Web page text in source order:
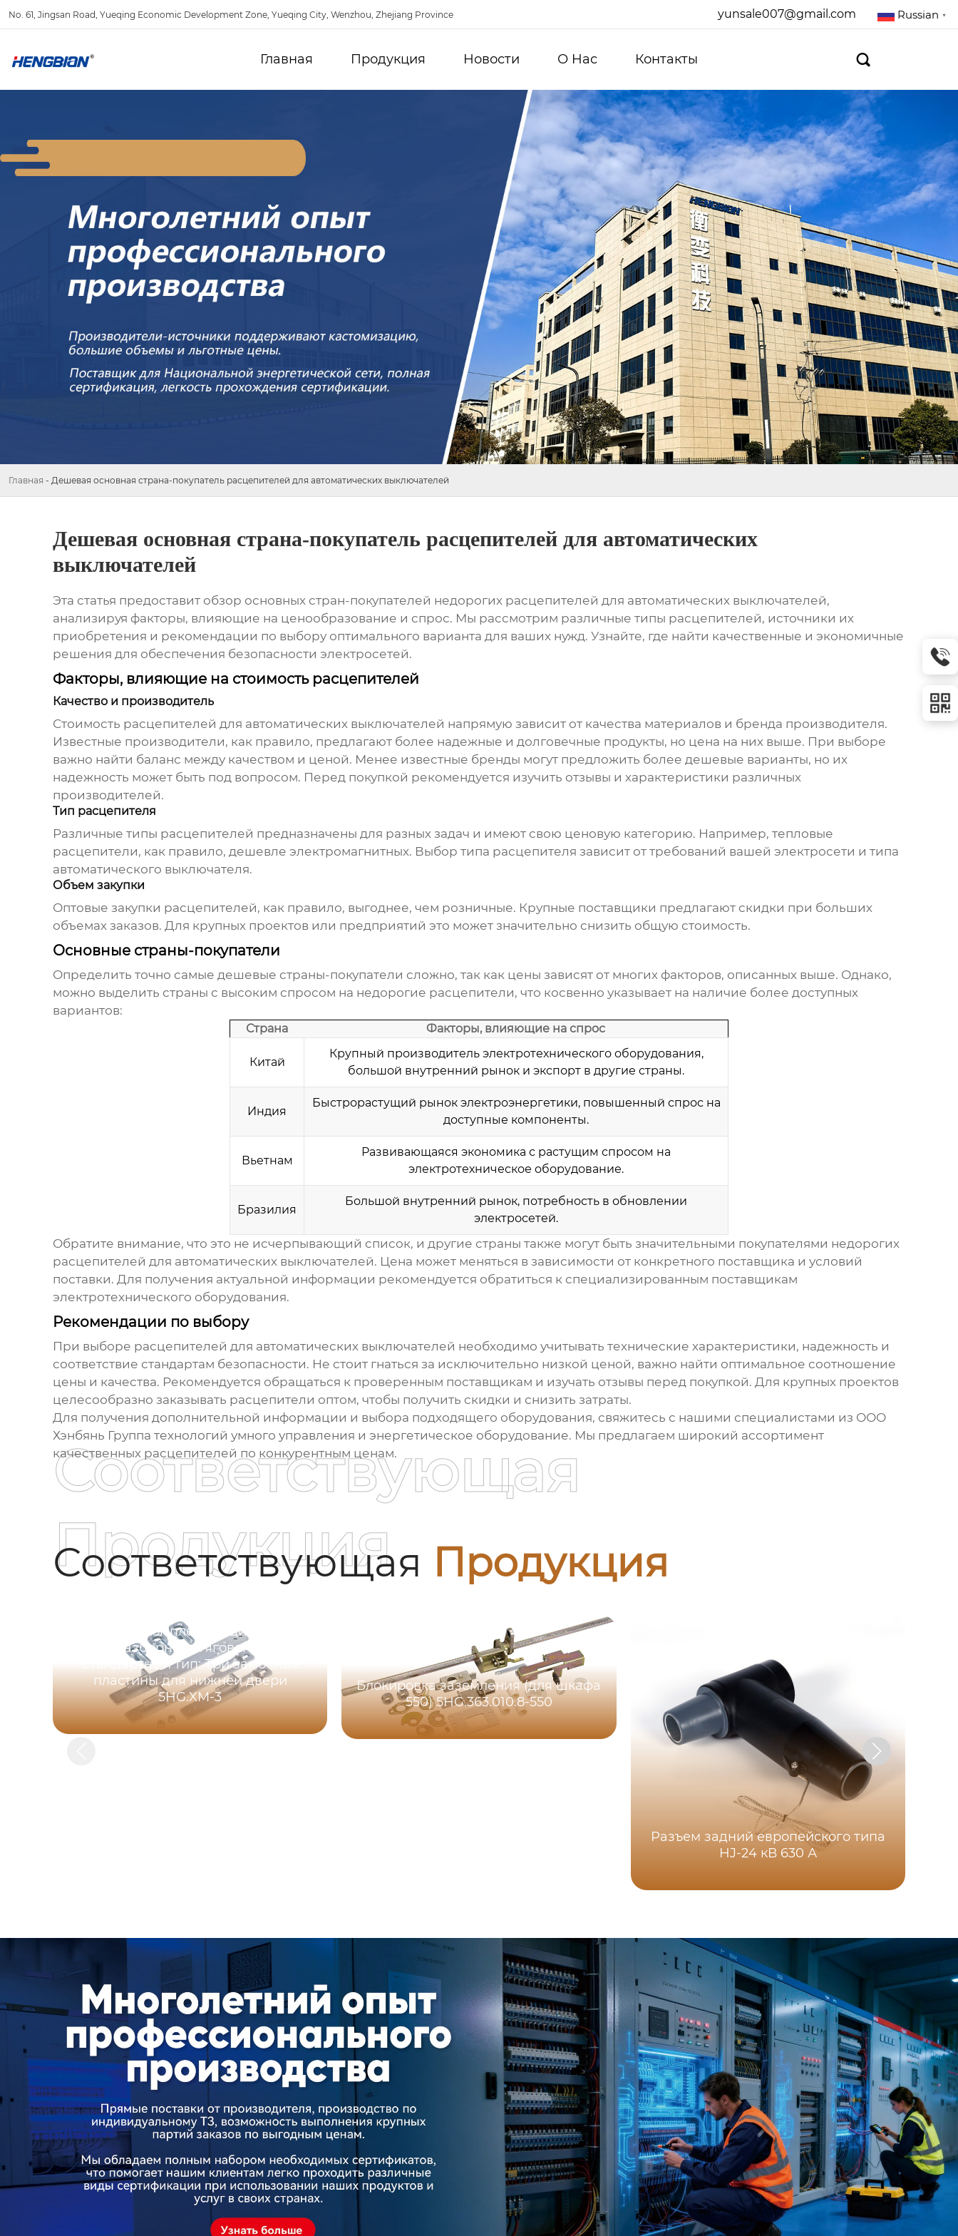
No. 61, Jingsan Road, Yueqing Economic Development Zone, Yueqing City, Wenzhou, Zhejiang Province yunsale007@gmail.com Russian ▼
Главная Продукция Новости О Hас Контакты 
Главная - Дешевая основная страна-покупатель расцепителей для автоматических выключателей
Дешевая основная страна-покупатель расцепителей для автоматических
выключателей
Эта статья предоставит обзор основных стран-покупателей недорогих расцепителей для автоматических выключателей,
анализируя факторы, влияющие на ценообразование и спрос. Мы рассмотрим различные типы расцепителей, источники их
приобретения и рекомендации по выбору оптимального варианта для ваших нужд. Узнайте, где найти качественные и экономичные
решения для обеспечения безопасности электросетей.
Факторы, влияющие на стоимость расцепителей
Качество и производитель
Стоимость расцепителей для автоматических выключателей напрямую зависит от качества материалов и бренда производителя.
Известные производители, как правило, предлагают более надежные и долговечные продукты, но цена на них выше. При выборе
важно найти баланс между качеством и ценой. Менее известные бренды могут предложить более дешевые варианты, но их
надежность может быть под вопросом. Перед покупкой рекомендуется изучить отзывы и характеристики различных
производителей.
Тип расцепителя
Различные типы расцепителей предназначены для разных задач и имеют свою ценовую категорию. Например, тепловые
расцепители, как правило, дешевле электромагнитных. Выбор типа расцепителя зависит от требований вашей электросети и типа
автоматического выключателя.
Объем закупки
Оптовые закупки расцепителей, как правило, выгоднее, чем розничные. Крупные поставщики предлагают скидки при больших
объемах заказов. Для крупных проектов или предприятий это может значительно снизить общую стоимость.
Основные страны-покупатели
Определить точно самые дешевые страны-покупатели сложно, так как цены зависят от многих факторов, описанных выше. Однако,
можно выделить страны с высоким спросом на недорогие расцепители, что косвенно указывает на наличие более доступных
вариантов:
Страна Факторы, влияющие на спрос
Китай
Крупный производитель электротехнического оборудования,
большой внутренний рынок и экспорт в другие страны.
Индия
Быстрорастущий рынок электроэнергетики, повышенный спрос на
доступные компоненты.
Вьетнам
Развивающаяся экономика с растущим спросом на
электротехническое оборудование.
Бразилия
Большой внутренний рынок, потребность в обновлении
электросетей.
Обратите внимание, что это не исчерпывающий список, и другие страны также могут быть значительными покупателями недорогих
расцепителей для автоматических выключателей. Цена может меняться в зависимости от конкретного поставщика и условий
поставки. Для получения актуальной информации рекомендуется обратиться к специализированным поставщикам
электротехнического оборудования.
Рекомендации по выбору
При выборе расцепителей для автоматических выключателей необходимо учитывать технические характеристики, надежность и
соответствие стандартам безопасности. Не стоит гнаться за исключительно низкой ценой, важно найти оптимальное соотношение
цены и качества. Рекомендуется обращаться к проверенным поставщикам и изучать отзывы перед покупкой. Для крупных проектов
целесообразно заказывать расцепители оптом, чтобы получить скидки и снизить затраты.
Для получения дополнительной информации и выбора подходящего оборудования, свяжитесь с нашими специалистами из ООО
Хэнбянь Группа технологий умного управления и энергетическое оборудование. Мы предлагаем широкий ассортимент
качественных расцепителей по конкурентным ценам.
Соответствующая Продукция
Соответствующая
Продукция
Серия комплектующих для
быстроразборного тягового замка，
Стандартный тип: Три замочные
пластины для нижней двери
5HG.XM-3
Блокировка заземления (для шкафа
550) 5HG.363.010.8-550
Разъем задний европейского типа
HJ-24 кВ 630 А